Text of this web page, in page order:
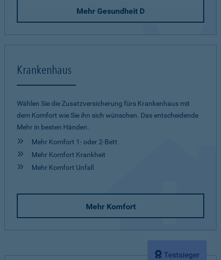
Mehr Gesundheit D
Krankenhaus
Wählen Sie die Zusatzversicherung fürs Krankenhaus mit
dem Komfort wie Sie ihn sich wünschen. Das entscheidende
Mehr in besten Händen.
Mehr Komfort 1- oder 2-Bett
Mehr Komfort Krankheit
Mehr Komfort Unfall
Mehr Komfort
Testsieger